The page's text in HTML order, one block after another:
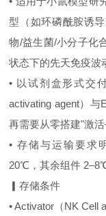
型（如环磷酰胺诱
物/益生菌/小分子化
状态下的先天免疫波
• 以试剂盒形式交
activating agent）
再需要从零搭建"激
• 存储与运输要求
20℃，其余组件
▎存储条件
• Activator（NK Cell